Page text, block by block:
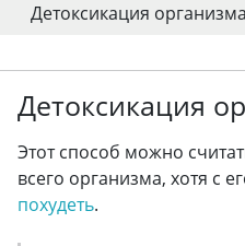
Детоксикация организма
Детоксикация
Этот способ можно
всего организма, хотя с
похудеть.